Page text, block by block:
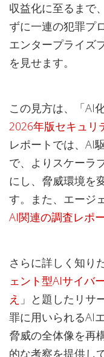
収益化に至るまで
ずに一連の犯罪プ
エンタープライズ
を見せます。
この見方は、「AI
2026年版セキュリ
レポートでは、AI
で、よりスケーラ
にし、脅威環境を
す。また、エージ
AI関連の調査レポ
さらに詳しく知り
ェント型AIサイバ
え 」と題したリサ
罪に用いられるAI
脅威の全体像を再
的な考察を提供し